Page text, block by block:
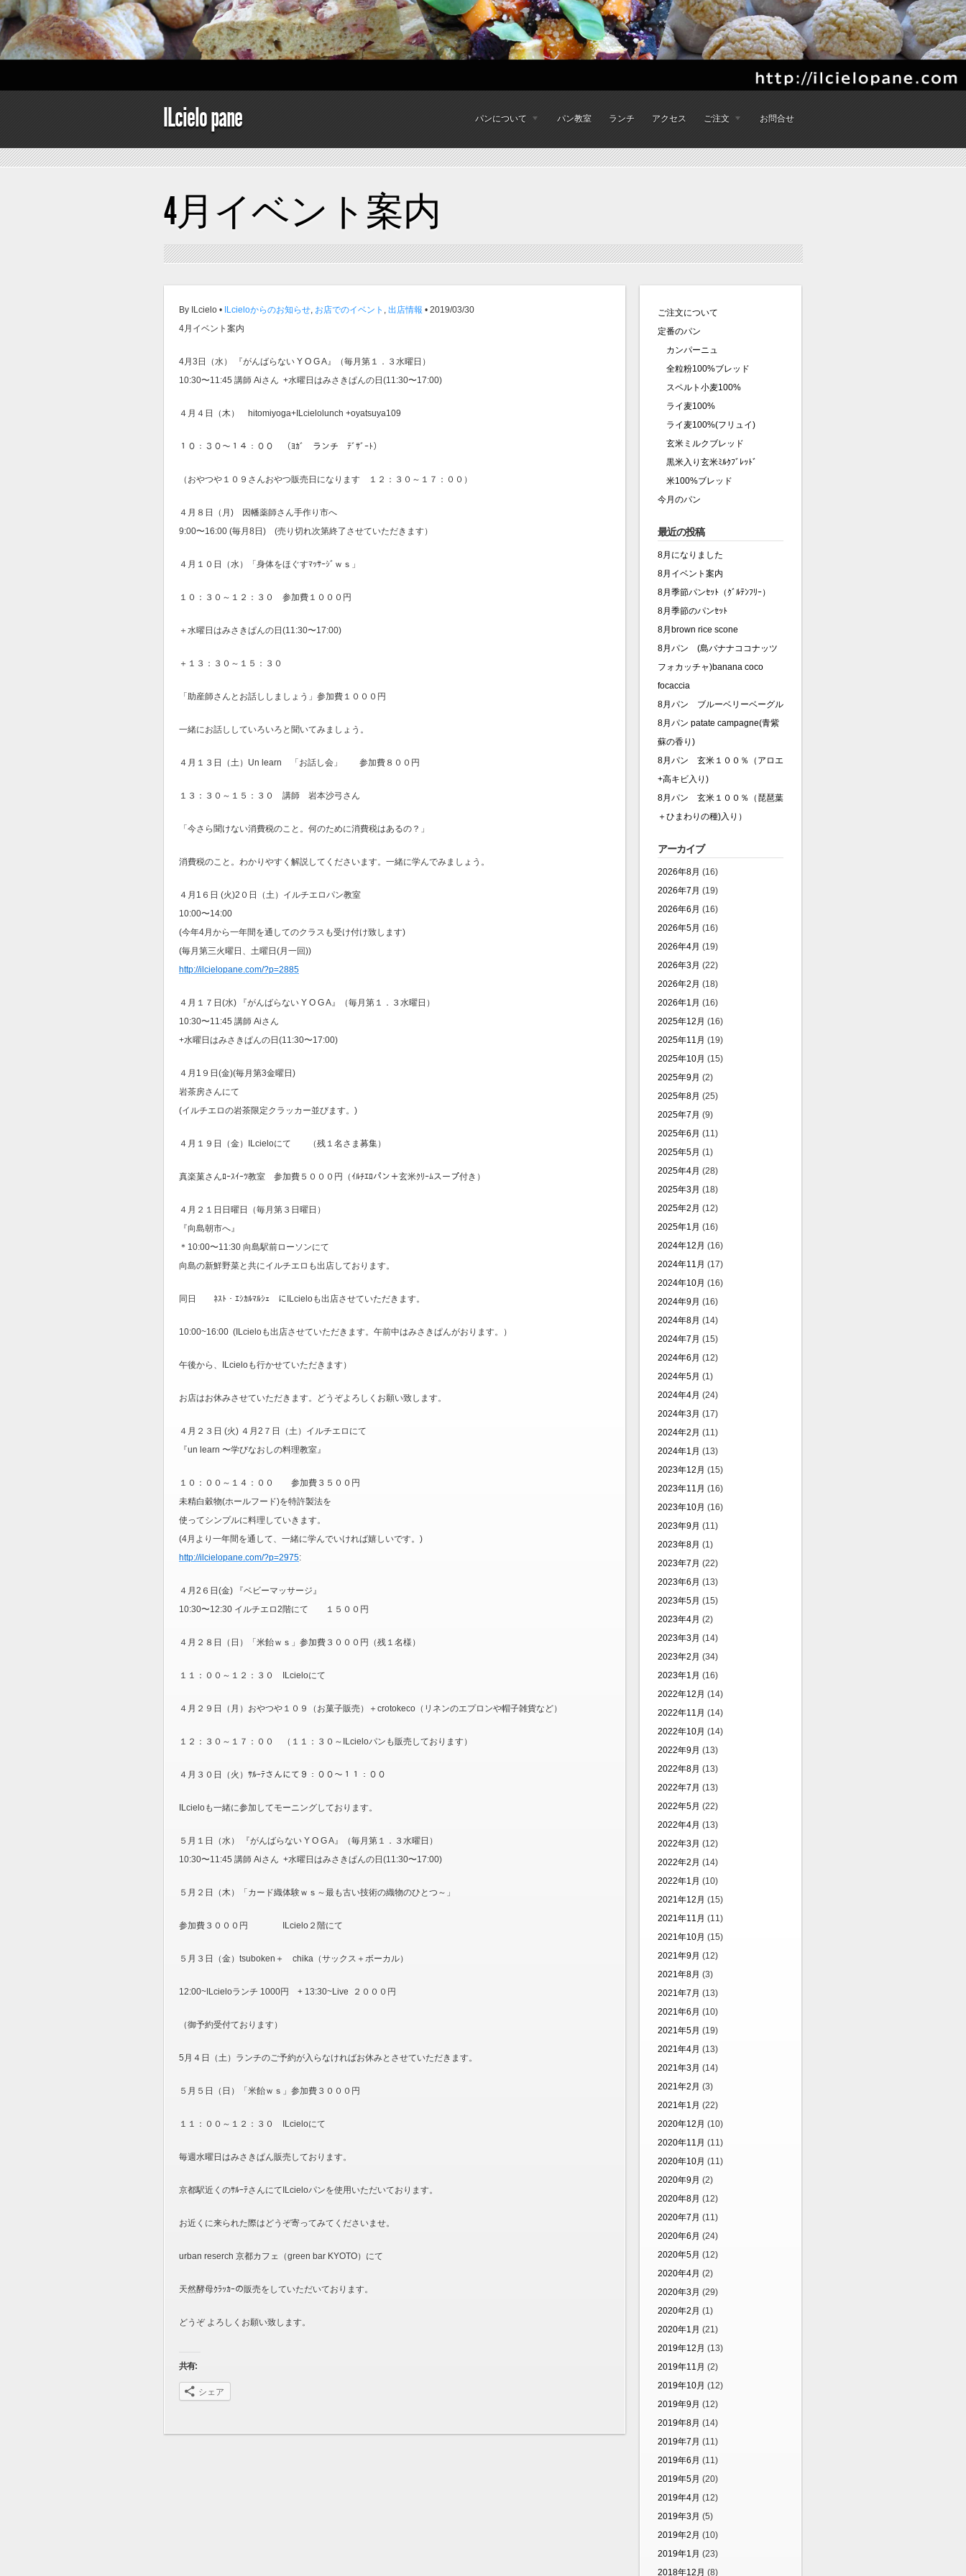
ILcielo pane パンについて パン教室 ランチ アクセス ご注文 お問合せ
4月イベント案内
By ILcielo • ILcieloからのお知らせ, お店でのイベント , 出店情報 • 2019/03/30
4月イベント案内
4月3日（水） 『がんばらない Y O G A』（毎月第１．３水曜日）
10:30〜11:45 講師 Aiさん +水曜日はみさきぱんの日(11:30〜17:00)
４月４日（木） hitomiyoga+ILcielolunch +oyatsuya109
１０：３０～１４：００ （ﾖｶﾞ ランチ ﾃﾞｻﾞｰﾄ）
（おやつや１０９さんおやつ販売日になります １２：３０～１７：００）
４月８日（月) 因幡薬師さん手作り市へ
9:00〜16:00 (毎月8日) (売り切れ次第終了させていただきます）
４月１０日（水）「身体をほぐすﾏｯｻｰｼﾞｗｓ」
１０：３０～１２：３０ 参加費１０００円
＋水曜日はみさきぱんの日(11:30〜17:00)
＋１３：３０～１５：３０
「助産師さんとお話ししましょう」参加費１０００円
一緒にお話ししていろいろと聞いてみましょう。
４月１３日（土）Un learn 「お話し会」 参加費８００円
１３：３０～１５：３０ 講師 岩本沙弓さん
「今さら聞けない消費税のこと。何のために消費税はあるの？」
消費税のこと。わかりやすく解説してくださいます。一緒に学んでみましょう。
４月1６日 (火)2０日（土）イルチエロパン教室
10:00〜14:00
(今年4月から一年間を通してのクラスも受け付け致します)
(毎月第三火曜日、土曜日(月一回))
http://ilcielopane.com/?p=2885
４月１７日(水) 『がんばらない Y O G A』（毎月第１．３水曜日）
10:30〜11:45 講師 Aiさん
+水曜日はみさきぱんの日(11:30〜17:00)
４月1９日(金)(毎月第3金曜日)
岩茶房さんにて
(イルチエロの岩茶限定クラッカー並びます。)
４月１９日（金）ILcieloにて （残１名さま募集）
真楽菓さんﾛｰｽｲｰﾂ教室 参加費５０００円（ｲﾙﾁｴﾛパン＋玄米ｸﾘｰﾑスープ付き）
４月２１日日曜日（毎月第３日曜日）
『向島朝市へ』
＊10:00〜11:30 向島駅前ローソンにて
向島の新鮮野菜と共にイルチエロも出店しております。
同日 ﾈｽﾄ・ｴｼｶﾙﾏﾙｼｪ にILcieloも出店させていただきます。
10:00~16:00 (ILcieloも出店させていただきます。午前中はみさきぱんがおります。）
午後から、ILcieloも行かせていただきます）
お店はお休みさせていただきます。どうぞよろしくお願い致します。
４月２３日 (火) ４月2７日（土）イルチエロにて
『un learn 〜学びなおしの料理教室』
１０：００～１４：００ 参加費３５００円
未精白穀物(ホールフード)を特許製法を
使ってシンプルに料理していきます。
(4月より一年間を通して、一緒に学んでいければ嬉しいです。)
http://ilcielopane.com/?p=2975:
４月2６日(金) 『ベビーマッサージ』
10:30〜12:30 イルチエロ2階にて １５００円
４月２８日（日）「米飴ｗｓ」参加費３０００円（残１名様）
１１：００～１２：３０ ILcieloにて
４月２９日（月）おやつや１０９（お菓子販売）＋crotokeco（リネンのエプロンや帽子雑貨など）
１２：３０～１７：００ （１１：３０～ILcieloパンも販売しております）
４月３０日（火）ｻﾙｰﾃさんにて９：００～１１：００
ILcieloも一緒に参加してモーニングしております。
５月１日（水） 『がんばらない Y O G A』（毎月第１．３水曜日）
10:30〜11:45 講師 Aiさん +水曜日はみさきぱんの日(11:30〜17:00)
５月２日（木）「カード織体験ｗｓ～最も古い技術の織物のひとつ～」
参加費３０００円 ILcielo２階にて
５月３日（金）tsuboken＋ chika（サックス＋ボーカル）
12:00~ILcieloランチ 1000円 + 13:30~Live ２０００円
（御予約受付ております）
5月４日（土）ランチのご予約が入らなければお休みとさせていただきます。
５月５日（日）「米飴ｗｓ」参加費３０００円
１１：００～１２：３０ ILcieloにて
毎週水曜日はみさきぱん販売しております。
京都駅近くのｻﾙｰﾃさんにてILcieloパンを使用いただいております。
お近くに来られた際はどうぞ寄ってみてくださいませ。
urban reserch 京都カフェ（green bar KYOTO）にて
天然酵母ｸﾗｯｶｰの販売をしていただいております。
どうぞ よろしくお願い致します。
共有:
シェア
ご注文について
定番のパン
カンパーニュ
全粒粉100%ブレッド
スペルト小麦100%
ライ麦100%
ライ麦100%(フリュイ)
玄米ミルクブレッド
黒米入り玄米ﾐﾙｸﾌﾞﾚｯﾄﾞ
米100%ブレッド
今月のパン
最近の投稿
8月になりました
8月イベント案内
8月季節パンｾｯﾄ（ｸﾞﾙﾃﾝﾌﾘｰ）
8月季節のパンｾｯﾄ
8月brown rice scone
8月パン (島バナナココナッツ
フォカッチャ)banana coco
focaccia
8月パン ブルーベリーベーグル
8月パン patate campagne(青紫
蘇の香り)
8月パン 玄米１００％（アロエ
+高キビ入り)
8月パン 玄米１００％（琵琶葉
＋ひまわりの種)入り）
アーカイブ
2026年8月 (16)
2026年7月 (19)
2026年6月 (16)
2026年5月 (16)
2026年4月 (19)
2026年3月 (22)
2026年2月 (18)
2026年1月 (16)
2025年12月 (16)
2025年11月 (19)
2025年10月 (15)
2025年9月 (2)
2025年8月 (25)
2025年7月 (9)
2025年6月 (11)
2025年5月 (1)
2025年4月 (28)
2025年3月 (18)
2025年2月 (12)
2025年1月 (16)
2024年12月 (16)
2024年11月 (17)
2024年10月 (16)
2024年9月 (16)
2024年8月 (14)
2024年7月 (15)
2024年6月 (12)
2024年5月 (1)
2024年4月 (24)
2024年3月 (17)
2024年2月 (11)
2024年1月 (13)
2023年12月 (15)
2023年11月 (16)
2023年10月 (16)
2023年9月 (11)
2023年8月 (1)
2023年7月 (22)
2023年6月 (13)
2023年5月 (15)
2023年4月 (2)
2023年3月 (14)
2023年2月 (34)
2023年1月 (16)
2022年12月 (14)
2022年11月 (14)
2022年10月 (14)
2022年9月 (13)
2022年8月 (13)
2022年7月 (13)
2022年5月 (22)
2022年4月 (13)
2022年3月 (12)
2022年2月 (14)
2022年1月 (10)
2021年12月 (15)
2021年11月 (11)
2021年10月 (15)
2021年9月 (12)
2021年8月 (3)
2021年7月 (13)
2021年6月 (10)
2021年5月 (19)
2021年4月 (13)
2021年3月 (14)
2021年2月 (3)
2021年1月 (22)
2020年12月 (10)
2020年11月 (11)
2020年10月 (11)
2020年9月 (2)
2020年8月 (12)
2020年7月 (11)
2020年6月 (24)
2020年5月 (12)
2020年4月 (2)
2020年3月 (29)
2020年2月 (1)
2020年1月 (21)
2019年12月 (13)
2019年11月 (2)
2019年10月 (12)
2019年9月 (12)
2019年8月 (14)
2019年7月 (11)
2019年6月 (11)
2019年5月 (20)
2019年4月 (12)
2019年3月 (5)
2019年2月 (10)
2019年1月 (23)
2018年12月 (8)